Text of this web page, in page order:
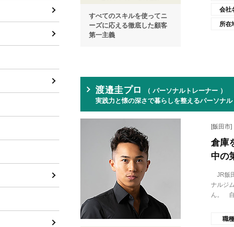
すべてのスキルを使ってニ
ーズに応える徹底した顧客
第一主義
会社
所在
渡邉圭プロ
（ パーソナルトレーナー ）
実践力と懐の深さで暮らしを整えるパーソナ
[飯田市]
倉庫
中の
JR飯
ナルジ
ん。 自
職種